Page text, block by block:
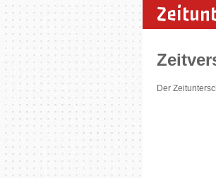
Der